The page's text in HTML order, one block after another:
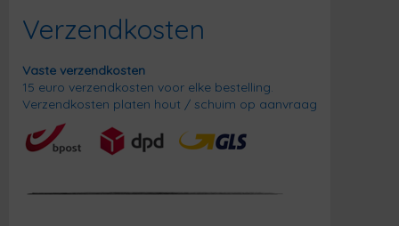
Verzendkosten
Vaste verzendkosten
15 euro verzendkosten voor elke bestelling.
Verzendkosten platen hout / schuim op aanvraag